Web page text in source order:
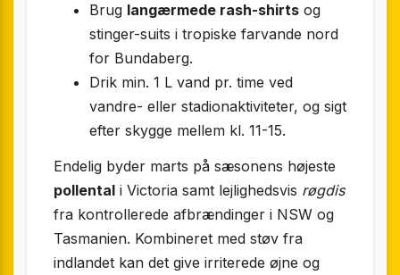
Brug langærmede rash-shirts og
stinger-suits i tropiske farvande nord
for Bundaberg.
Drik min. 1 L vand pr. time ved
vandre- eller stadionaktiviteter, og sigt
efter skygge mellem kl. 11-15.
Endelig byder marts på sæsonens højeste
pollental i Victoria samt lejlighedsvis røgdis
fra kontrollerede afbrændinger i NSW og
Tasmanien. Kombineret med støv fra
indlandet kan det give irriterede øjne og